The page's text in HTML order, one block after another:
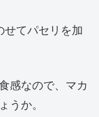
てパセリを加
感なので、マカ
うか。